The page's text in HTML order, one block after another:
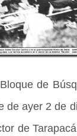
de
de ayer 2 de
de